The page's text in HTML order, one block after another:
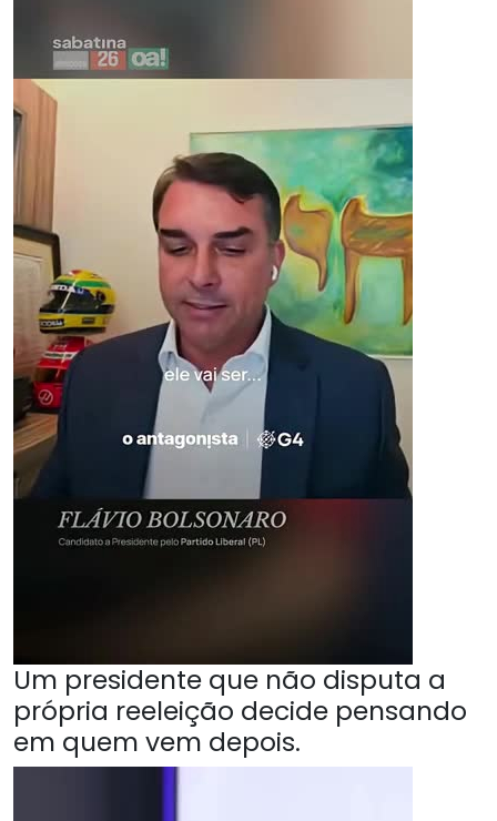
Um presidente que não disputa a
própria reeleição decide pensando
em quem vem depois.